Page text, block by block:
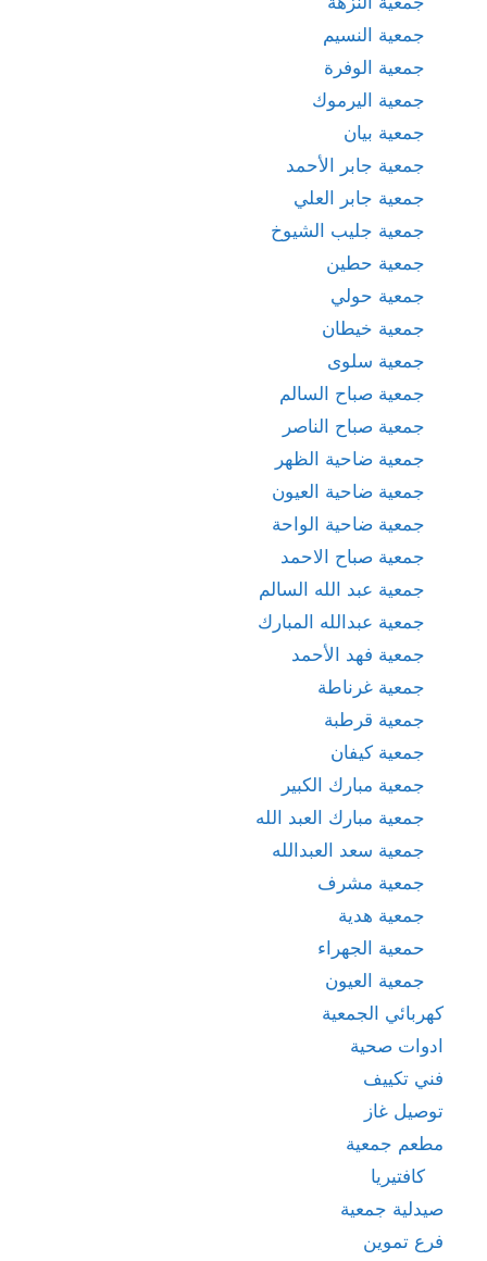
جمعية النسيم
جمعية الوفرة
جمعية اليرموك
جمعية بيان
جمعية جابر الأحمد
جمعية جابر العلي
جمعية جليب الشيوخ
جمعية حطين
جمعية حولي
جمعية خيطان
جمعية سلوى
جمعية صباح السالم
جمعية صباح الناصر
جمعية ضاحية الظهر
جمعية ضاحية العيون
جمعية ضاحية الواحة
جمعية صباح الاحمد
جمعية عبد الله السالم
جمعية عبدالله المبارك
جمعية فهد الأحمد
جمعية غرناطة
جمعية قرطبة
جمعية كيفان
جمعية مبارك الكبير
جمعية مبارك العبد الله
جمعية سعد العبدالله
جمعية مشرف
جمعية هدية
حمعية الجهراء
جمعية العيون
كهربائي الجمعية
ادوات صحية
فني تكييف
توصيل غاز
مطعم جمعية
كافتيريا
صيدلية جمعية
فرع تموين